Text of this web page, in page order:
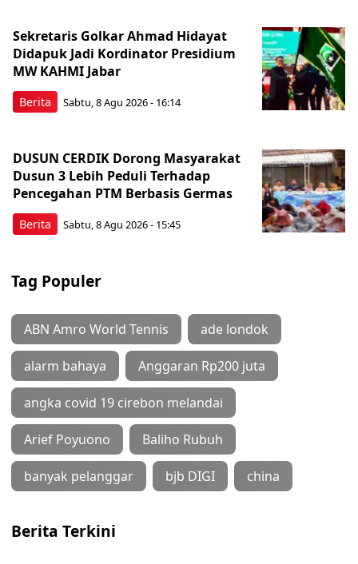
Berita
Sekretaris Golkar Ahmad Hidayat
Didapuk Jadi Kordinator Presidium
MW KAHMI Jabar
Sabtu, 8 Agu 2026 - 16:14
Berita
DUSUN CERDIK Dorong Masyarakat
Dusun 3 Lebih Peduli Terhadap
Pencegahan PTM Berbasis Germas
Sabtu, 8 Agu 2026 - 15:45
Tag Populer
ABN Amro World Tennis ade londok
alarm bahaya Anggaran Rp200 juta
angka covid 19 cirebon melandai
Arief Poyuono Baliho Rubuh
banyak pelanggar bjb DIGI china
Berita Terkini